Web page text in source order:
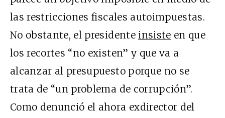
las restricciones fiscales autoimpuestas.
No obstante, el presidenteinsiste en que
los recortes “no existen” y que va a
alcanzar al presupuesto porque no se
trata de “un problema de corrupción”.
Como denunció el ahora exdirector del